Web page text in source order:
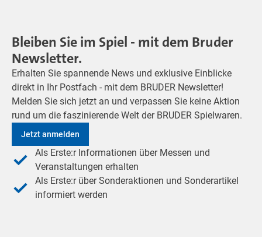
Bleiben Sie im Spiel - mit dem Bruder
Newsletter.
Erhalten Sie spannende News und exklusive Einblicke
direkt in Ihr Postfach - mit dem BRUDER Newsletter!
Melden Sie sich jetzt an und verpassen Sie keine Aktion
rund um die faszinierende Welt der BRUDER Spielwaren.
Jetzt anmelden
Als Erste:r Informationen über Messen und
Veranstaltungen erhalten
Als Erste:r über Sonderaktionen und Sonderartikel
informiert werden